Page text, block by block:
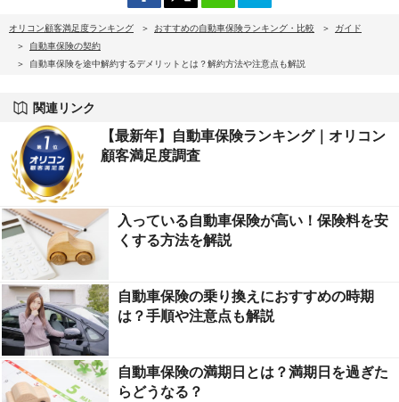
オリコン顧客満足度ランキング おすすめの自動車保険ランキング・比較
ガイド
自動車保険の契約
自動車保険を途中解約するデメリットとは？解約方法や注意点も解説
関連リンク
【最新年】自動車保険ランキング｜オリコン
顧客満足度調査
入っている自動車保険が高い！保険料を安
くする方法を解説
自動車保険の乗り換えにおすすめの時期
は？手順や注意点も解説
自動車保険の満期日とは？満期日を過ぎた
らどうなる？